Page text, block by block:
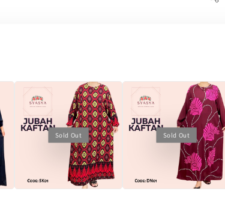
Sold Out Sold Out